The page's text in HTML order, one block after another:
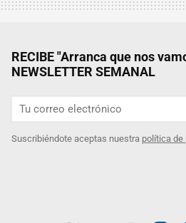
RECIBE "Arranca que nos
NEWSLETTER SEMANAL
Suscribiéndote aceptas nuestra política de